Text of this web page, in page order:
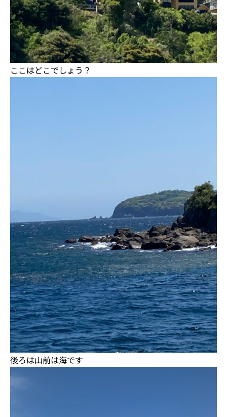
ここはどこでしょう？
後ろは山前は海です